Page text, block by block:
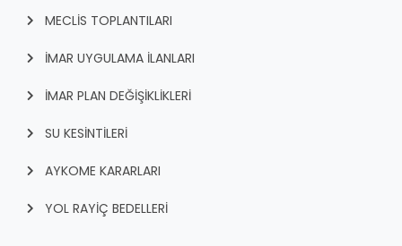
MECLİS TOPLANTILARI
İMAR UYGULAMA İLANLARI
İMAR PLAN DEĞİŞİKLİKLERİ
SU KESİNTİLERİ
AYKOME KARARLARI
YOL RAYİÇ BEDELLERİ